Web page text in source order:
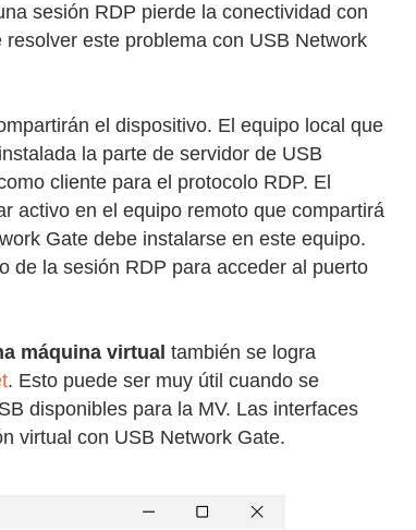
sesión RDP pierde la conectividad con
este problema con USB Network
el dispositivo. El equipo local que
la parte de servidor de USB
cliente para el protocolo RDP. El
activo en el equipo remoto que compartirá
Gate debe instalarse en este equipo.
de la sesión RDP para acceder al puerto
máquina virtual también se logra
. Esto puede ser muy útil cuando se
disponibles para la MV. Las interfaces
virtual con USB Network Gate.